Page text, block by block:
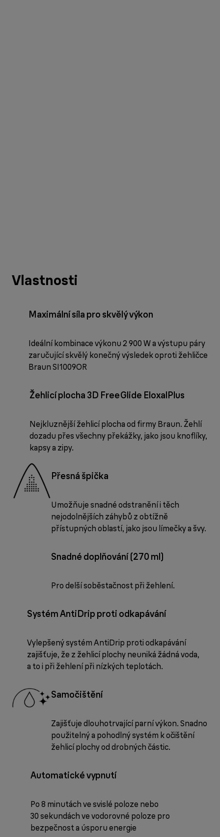
Vlastnosti
Maximální síla pro skvělý výkon
Ideální kombinace výkonu 2 900 W a výstupu páry
zaručující skvělý konečný výsledek oproti žehličce
Braun SI1009OR
Žehlicí plocha 3D FreeGlide EloxalPlus
Nejkluznější žehlicí plocha od firmy Braun. Žehlí
dozadu přes všechny překážky, jako jsou knoflíky,
kapsy a zipy.
Přesná špička
Umožňuje snadné odstranění i těch
nejodolnějších záhybů z obtížně
přístupných oblastí, jako jsou límečky a švy.
Snadné doplňování (270 ml)
Pro delší soběstačnost při žehlení.
Systém AntiDrip proti odkapávání
Vylepšený systém AntiDrip proti odkapávání
zajišťuje, že z žehlicí plochy neuniká žádná voda,
a to i při žehlení při nízkých teplotách.
Samočištění
Zajišťuje dlouhotrvající parní výkon. Snadno
použitelný a pohodlný systém k očištění
žehlicí plochy od drobných částic.
Automatické vypnutí
Po 8 minutách ve svislé poloze nebo
30 sekundách ve vodorovné poloze pro
bezpečnost a úsporu energie